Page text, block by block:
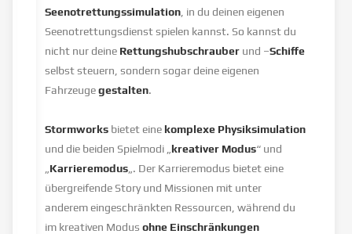
Seenotrettungssimulation , in du deinen eigenen
Seenotrettungsdienst spielen kannst. So kannst du
nicht nur deine Rettungshubschrauber und –Schiffe
selbst steuern, sondern sogar deine eigenen
Fahrzeugegestalten.
Stormworks bietet eine komplexe Physiksimulation
und die beiden Spielmodi „ kreativer Modus“ und
Karrieremodus „. Der Karrieremodus bietet eine
übergreifende Story und Missionen mit unter
anderem eingeschränkten Ressourcen, während du
im kreativen Modusohne Einschränkungen